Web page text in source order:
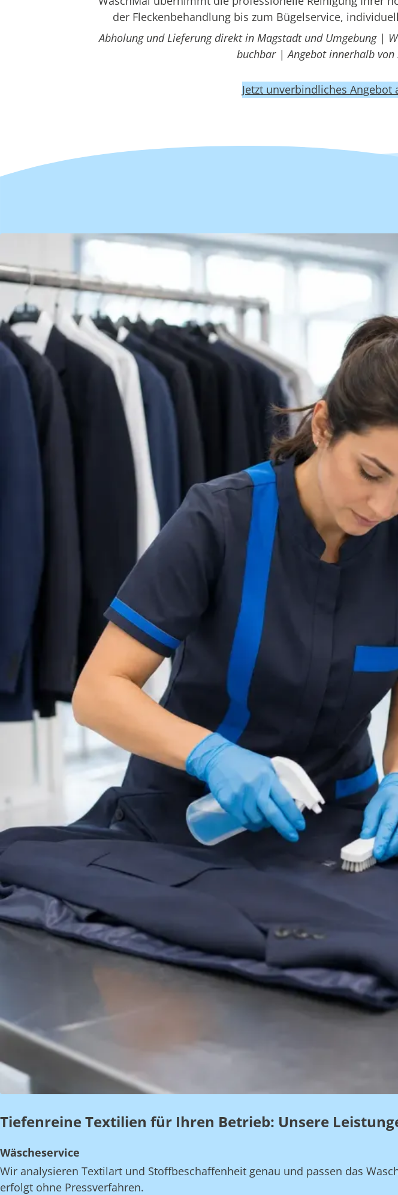
der Fleckenbehandlung bis zum Bügelservice,
Abholung und Lieferung direkt in Magstadt und Umgebung |
buchbar | Angebot innerhalb von
Jetzt unverbindliches Angebot
Tiefenreine Textilien für Ihren Betrieb: Unsere
Wäscheservice
Wir analysieren Textilart und Stoffbeschaffenheit genau und passen das
erfolgt ohne Pressverfahren.